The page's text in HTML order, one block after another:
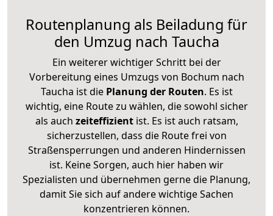
Routenplanung als Beiladung für
den Umzug nach Taucha
Ein weiterer wichtiger Schritt bei der
Vorbereitung eines Umzugs von Bochum nach
Taucha ist diePlanung der Routen. Es ist
wichtig, eine Route zu wählen, die sowohl sicher
als auch zeiteffizientist. Es ist auch ratsam,
sicherzustellen, dass die Route frei von
Straßensperrungen und anderen Hindernissen
ist. Keine Sorgen, auch hier haben wir
Spezialisten und übernehmen gerne die Planung,
damit Sie sich auf andere wichtige Sachen
konzentrieren können.